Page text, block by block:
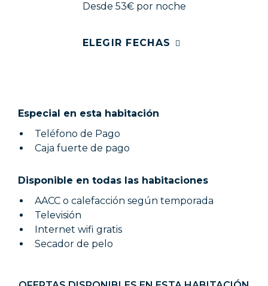
Desde 53€por noche
ELEGIR FECHAS
Especial en esta habitación
Teléfono de Pago
Caja fuerte de pago
Disponible en todas las habitaciones
AACC o calefacción según temporada
Televisión
Internet wifi gratis
Secador de pelo